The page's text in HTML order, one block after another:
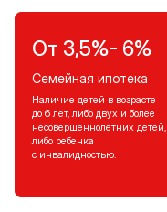
От 3,5%- 6%
Семейная ипотека
Наличие детей в возрасте
до 6 лет, либо двух и более
несовершеннолетних детей,
либо ребенка
с инвалидностью.